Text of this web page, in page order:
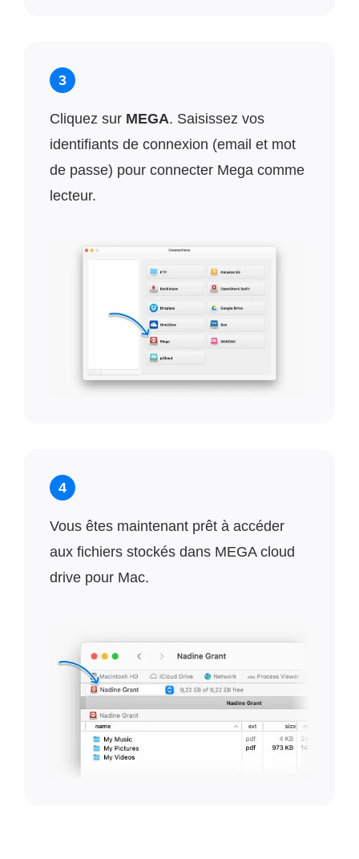
3
Cliquez sur MEGA. Saisissez vos
identifiants de connexion (email et mot
de passe) pour connecter Mega comme
lecteur.
4
Vous êtes maintenant prêt à accéder
aux fichiers stockés dans MEGA cloud
drive pour Mac.